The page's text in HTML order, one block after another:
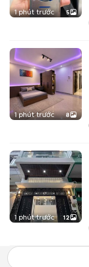
1 phút trước 5
1 phút trước 8
1 phút trước 12